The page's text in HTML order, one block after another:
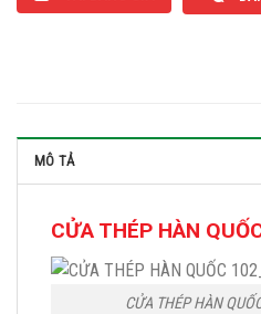
MÔ TẢ
CỬA THÉP HÀN
CỬA THÉP HÀN